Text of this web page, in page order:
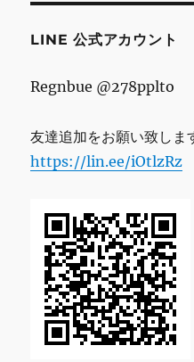
ス
LINE 公式アカウント
Regnbue @278pplto
友達追加をお願い致しま
https://lin.ee/iOtlzRz